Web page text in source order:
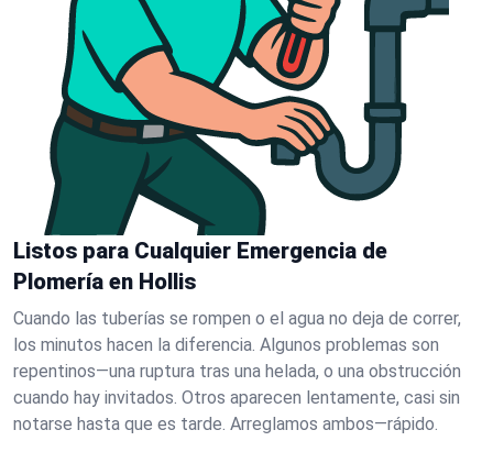
Listos para Cualquier Emergencia de
Plomería en Hollis
Cuando las tuberías se rompen o el agua no deja de correr,
los minutos hacen la diferencia. Algunos problemas son
repentinos—una ruptura tras una helada, o una obstrucción
cuando hay invitados. Otros aparecen lentamente, casi sin
notarse hasta que es tarde. Arreglamos ambos—rápido.